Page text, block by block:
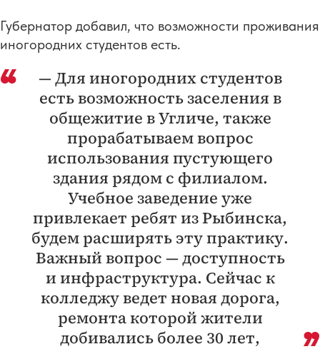
Губернатор добавил, что возможности проживания
иногородних студентов есть.
— Для иногородних студентов
есть возможность заселения в
общежитие в Угличе, также
прорабатываем вопрос
использования пустующего
здания рядом с филиалом.
Учебное заведение уже
привлекает ребят из Рыбинска,
будем расширять эту практику.
Важный вопрос — доступность
и инфраструктура. Сейчас к
колледжу ведет новая дорога,
ремонта которой жители
добивались более 30 лет,